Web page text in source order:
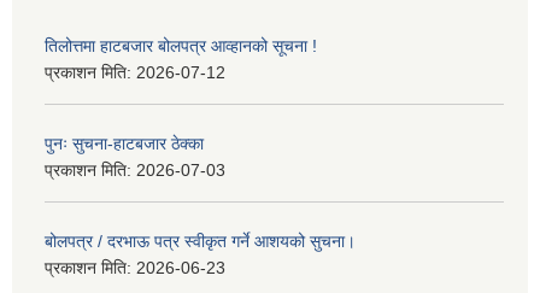
तिलोत्तमा हाटबजार बोलपत्र आव्हानको सूचना !
प्रकाशन मिति: 2026-07-12
पुनः सुचना-हाटबजार ठेक्का
प्रकाशन मिति: 2026-07-03
बोलपत्र / दरभाऊ पत्र स्वीकृत गर्ने आशयको सुचना।
प्रकाशन मिति: 2026-06-23